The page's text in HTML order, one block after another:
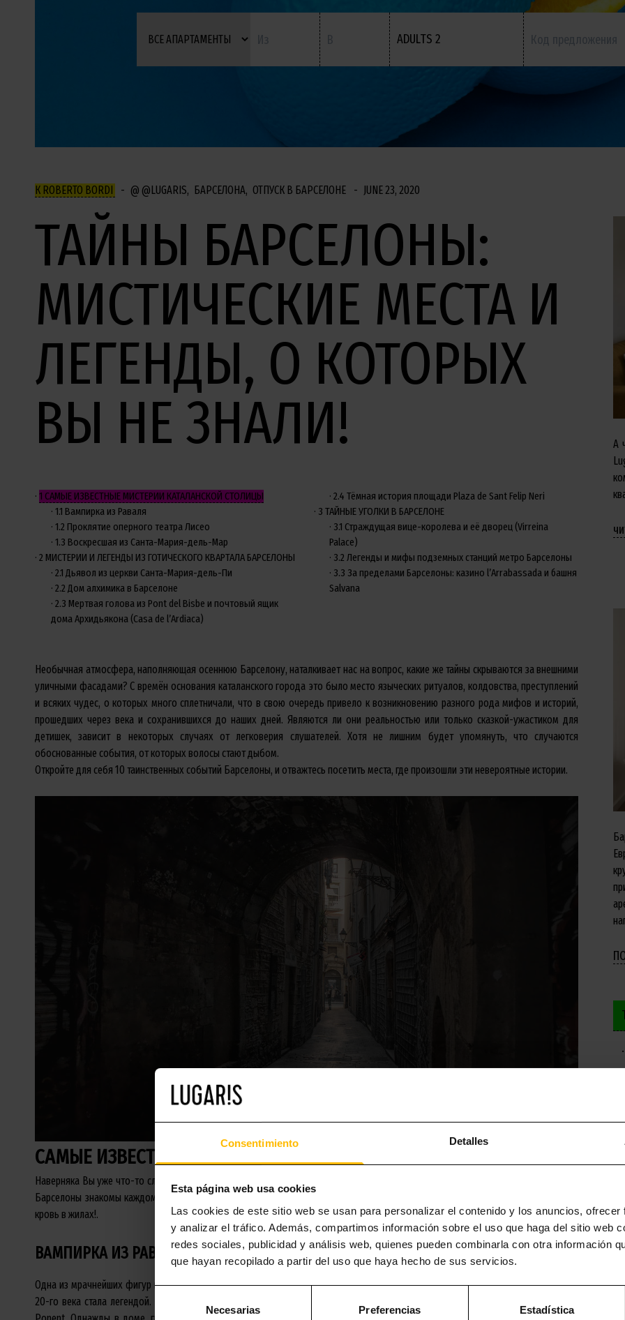
Consentimiento Detalles
Esta página web usa cookies
Las cookies de este sitio web se usan para personalizar el contenido y los anuncios,
y analizar el tráfico. Además, compartimos información sobre el uso que haga del sitio web
redes sociales, publicidad y análisis web, quienes pueden combinarla con otra información
que hayan recopilado a partir del uso que haya hecho de sus servicios.
Necesarias Preferencias Estadística
ADULTS 2
К ROBERTO BORDI @LUGARIS БАРСЕЛОНА ОТПУСК В БАРСЕЛОНЕ JUNE 23, 2020
ТАЙНЫ БАРСЕЛОНЫ:
МИСТИЧЕСКИЕ МЕСТА И
ЛЕГЕНДЫ, О КОТОРЫХ
ВЫ НЕ ЗНАЛИ!
1 САМЫЕ ИЗВЕСТНЫЕ МИСТЕРИИ КАТАЛАНСКОЙ СТОЛИЦЫ
1.1 Вампирка из Раваля
1.2 Проклятие оперного театра Лисео
1.3 Воскресшая из Санта-Мария-дель-Мар
2 МИСТЕРИИ И ЛЕГЕНДЫ ИЗ ГОТИЧЕСКОГО КВАРТАЛА БАРСЕЛОНЫ
2.1 Дьявол из церкви Санта-Мария-дель-Пи
2.2 Дом алхимика в Барселоне
2.3 Мертвая голова из Pont del Bisbe и почтовый ящик
дома Архидьякона (Casa de l’Ardiaca)
2.4 Тёмная история площади Plaza de Sant Felip Neri
3 ТАЙНЫЕ УГОЛКИ В БАРСЕЛОНЕ
3.1 Страждущая вице-королева и её дворец (Virreina
Palace)
3.2 Легенды и мифы подземных станций метро Барселоны
3.3 За пределами Барселоны: казино l’Arrabassada и башня
Salvana
Необычная атмосфера, наполняющая осеннюю Барселону, наталкивает нас на вопрос, какие же тайны скрываются за внешними
уличными фасадами? С времён основания каталанского города это было место языческих ритуалов, колдовства, преступлений
и всяких чудес, о которых много сплетничали, что в свою очередь привело к возникновению разного рода мифов и историй,
прошедших через века и сохранившихся до наших дней. Являются ли они реальностью или только сказкой-ужастиком для
детишек, зависит в некоторых случаях от легковерия слушателей. Хотя не лишним будет упомянуть, что случаются
обоснованные события, от которых волосы стают дыбом.
Откройте для себя 10 таинственных событий Барселоны, и отважтесь посетить места, где произошли эти невероятные истории.
САМЫЕ ИЗВЕСТНЫЕ МИСТЕРИИ КАТАЛАНСКОЙ СТОЛИЦЫ
Наверняка Вы уже что-то слышали или даже знаете некоторые истории наиусть, так или иначе, но эти три популярные мистерии
Барселоны знакомы каждому городскому жителю. Итак, садитесь поудобнее и читайте истории, которые заставят стыть вашу
кровь в жилах!.
ВАМПИРКА ИЗ РАВАЛЯ
Одна из мрачнейших фигур истории города – это Энрикета Марти, больше известная как вампирка из Раваля, которая в начале
20-го века стала легендой. Эта история происходила в 1912 году на улице Joaquim Costa, которая тогда называлась Calle de
А